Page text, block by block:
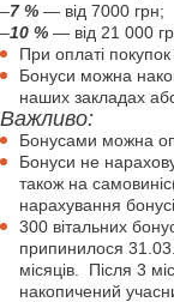
–7 % — від 7000 грн;
–10 % — від 21 000
При оплаті
Бонуси можна
наших закладах
Важливо:
Бонусами можна
Бонуси не
також на
нарахування
300 вітальних
припинилося
місяців. Після 3
накопичений